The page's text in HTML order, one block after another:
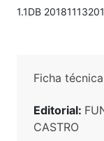
1.1DB
Ficha técnica
Editorial:
CASTRO